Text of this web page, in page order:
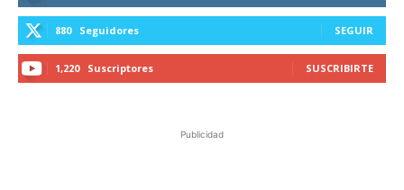
880 Seguidores SEGUIR
1,220 Suscriptores SUSCRIBIRTE
Publicidad